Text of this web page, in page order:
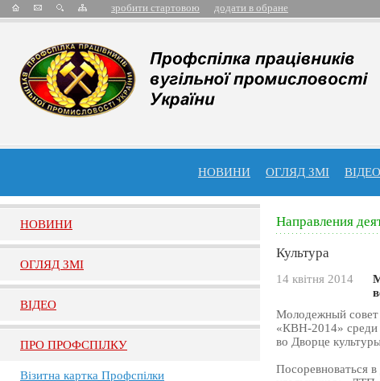
зробити стартовою додати в обране
НОВИНИ ОГЛЯД ЗМІ ВІДЕО
НОВИНИ
ОГЛЯД ЗМI
ВIДЕО
ПРО ПРОФСПIЛКУ
Візитна картка Профспілки
Направления
Культура
14 квітня 2014
Молодежный совет
«КВН-2014» среди
во Дворце
Посоревноваться